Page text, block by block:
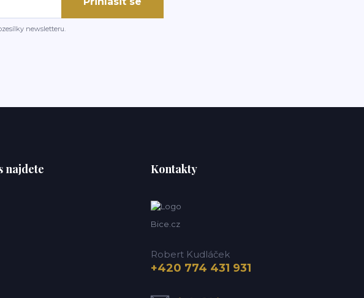
newsletteru.
najdete Kontakty
Bice.cz
Robert Kudláček
+420 774 431 931